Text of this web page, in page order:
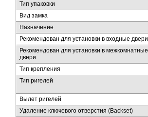
Тип упаковки
Вид замка
Назначение
Рекомендован для установки в входные двери
Рекомендован для установки в межкомнатные
двери
Тип крепления
Тип ригелей
Вылет ригелей
Удаление ключевого отверстия (Backset)